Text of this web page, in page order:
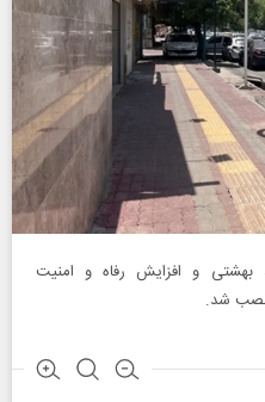
بهشتی و افزایش رفاه و امنیت